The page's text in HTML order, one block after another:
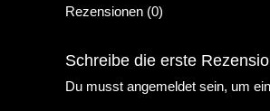
Rezensionen (0)
Schreibe die erste
Du musst angemeldet sein, um